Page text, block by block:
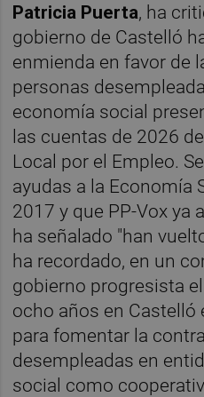
Patricia Puerta, ha
gobierno de Castelló
enmienda en favor de
personas
economía social
las cuentas de 2026
Local por el Empleo.
ayudas a la Economía
2017 y que PP-Vox ya
ha señalado "han
ha recordado, en un
gobierno progresista
ocho años en Castelló
para fomentar la
desempleadas en
social como